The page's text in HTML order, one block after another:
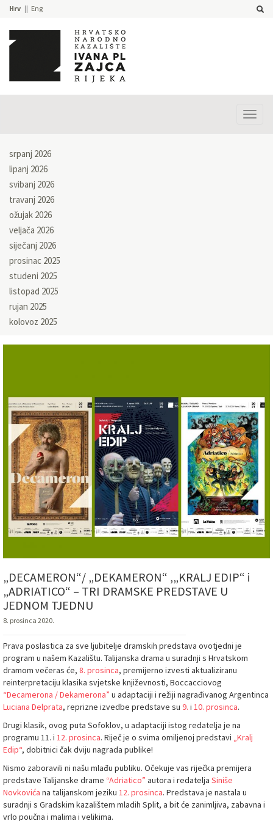
Hrv Eng
srpanj 2026
lipanj 2026
svibanj 2026
travanj 2026
ožujak 2026
veljača 2026
siječanj 2026
prosinac 2025
studeni 2025
listopad 2025
rujan 2025
kolovoz 2025
„DECAMERON“/ „DEKAMERON“ ,„KRALJ EDIP“ i
„ADRIATICO“ – TRI DRAMSKE PREDSTAVE U
JEDNOM TJEDNU
8. prosinca 2020.
Prava poslastica za sve ljubitelje dramskih predstava ovotjedni je
program u našem Kazalištu. Talijanska drama u suradnji s Hrvatskom
dramom večeras će, 8. prosinca, premijerno izvesti aktualiziranu
reinterpretaciju klasika svjetske književnosti, Boccacciovog
“Decamerona / Dekamerona” u adaptaciji i režiji nagrađivanog Argentinca
Luciana Delprata, reprizne izvedbe predstave su 9. i 10. prosinca.
Drugi klasik, ovog puta Sofoklov, u adaptaciji istog redatelja je na
programu 11. i 12. prosinca. Riječ je o svima omiljenoj predstavi „Kralj
Edip“, dobitnici čak dviju nagrada publike!
Nismo zaboravili ni našu mlađu publiku. Očekuje vas riječka premijera
predstave Talijanske drame “Adriatico” autora i redatelja Siniše
Novkovića na talijanskom jeziku 12. prosinca. Predstava je nastala u
suradnji s Gradskim kazalištem mladih Split, a bit će zanimljiva, zabavna i
vrlo poučna i malima i velikima.